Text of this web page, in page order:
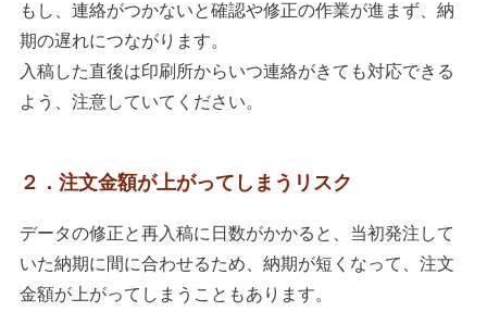
もし、連絡がつかないと確認や修正の作業が進まず、納
期の遅れにつながります。
入稿した直後は印刷所からいつ連絡がきても対応できる
よう、注意していてください。
２．注文金額が上がってしまうリスク
データの修正と再入稿に日数がかかると、当初発注して
いた納期に間に合わせるため、納期が短くなって、注文
金額が上がってしまうこともあります。